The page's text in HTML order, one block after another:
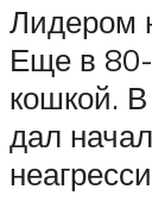
Лидером
Еще в 80-
кошкой.
дал